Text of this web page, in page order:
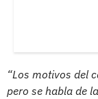
“Los motivos del
pero se habla de